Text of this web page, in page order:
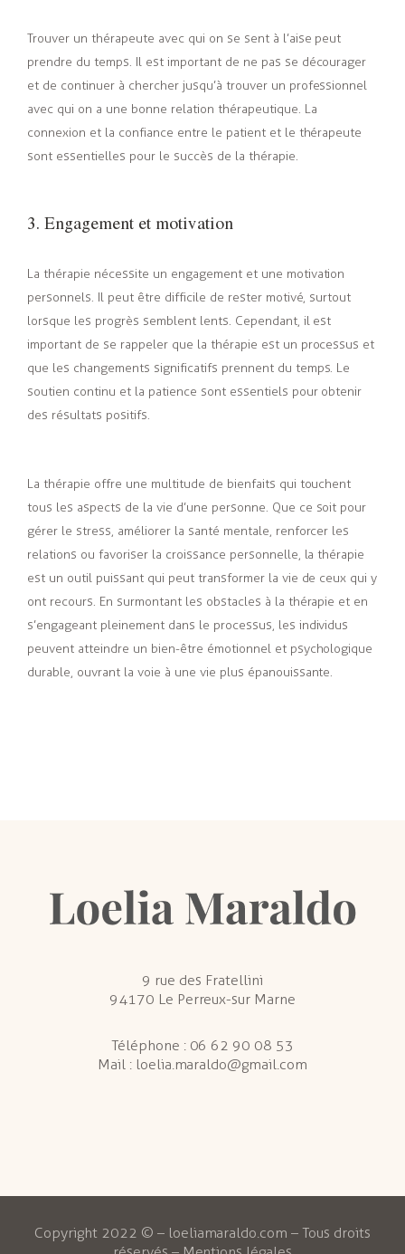
Trouver un thérapeute avec qui on se sent à l’aise peut
prendre du temps. Il est important de ne pas se décourager
et de continuer à chercher jusqu’à trouver un professionnel
avec qui on a une bonne relation thérapeutique. La
connexion et la confiance entre le patient et le thérapeute
sont essentielles pour le succès de la thérapie.
3. Engagement et motivation
La thérapie nécessite un engagement et une motivation
personnels. Il peut être difficile de rester motivé, surtout
lorsque les progrès semblent lents. Cependant, il est
important de se rappeler que la thérapie est un processus et
que les changements significatifs prennent du temps. Le
soutien continu et la patience sont essentiels pour obtenir
des résultats positifs.
La thérapie offre une multitude de bienfaits qui touchent
tous les aspects de la vie d’une personne. Que ce soit pour
gérer le stress, améliorer la santé mentale, renforcer les
relations ou favoriser la croissance personnelle, la thérapie
est un outil puissant qui peut transformer la vie de ceux qui y
ont recours. En surmontant les obstacles à la thérapie et en
s’engageant pleinement dans le processus, les individus
peuvent atteindre un bien-être émotionnel et psychologique
durable, ouvrant la voie à une vie plus épanouissante.
9 rue des Fratellini
94170 Le Perreux-sur Marne
Téléphone : 06 62 90 08 53
Mail : loelia.maraldo@gmail.com
Copyright 2022 © – loeliamaraldo.com – Tous droits